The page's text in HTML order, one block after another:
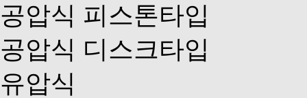
공압식 피스톤타입
공압식 디스크타입
유압식